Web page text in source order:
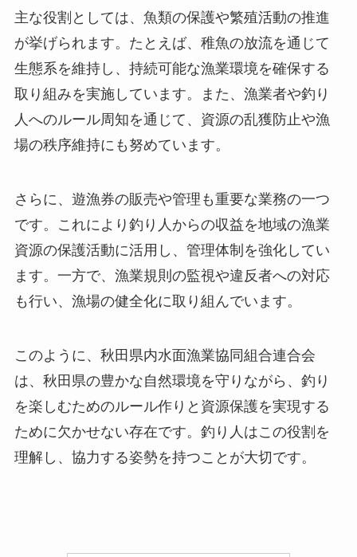
主な役割としては、魚類の保護や繁殖活動の推進
が挙げられます。たとえば、稚魚の放流を通じて
生態系を維持し、持続可能な漁業環境を確保する
取り組みを実施しています。また、漁業者や釣り
人へのルール周知を通じて、資源の乱獲防止や漁
場の秩序維持にも努めています。
さらに、遊漁券の販売や管理も重要な業務の一つ
です。これにより釣り人からの収益を地域の漁業
資源の保護活動に活用し、管理体制を強化してい
ます。一方で、漁業規則の監視や違反者への対応
も行い、漁場の健全化に取り組んでいます。
このように、秋田県内水面漁業協同組合連合会
は、秋田県の豊かな自然環境を守りながら、釣り
を楽しむためのルール作りと資源保護を実現する
ために欠かせない存在です。釣り人はこの役割を
理解し、協力する姿勢を持つことが大切です。